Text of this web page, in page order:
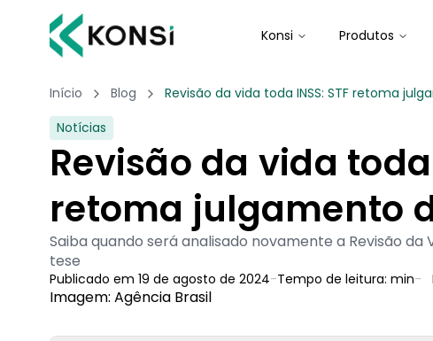
Konsi Produtos
Início Blog
Revisão da vida toda INSS: STF retoma
Notícias
Revisão da vida toda
retoma julgamento
Saiba quando será analisado novamente a Revisão da
tese
Publicado em 19 de agosto de 2024-Tempo de leitura: min-
Imagem: Agência Brasil